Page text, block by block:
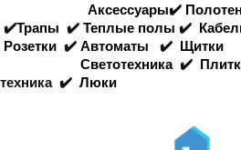
Аксессуары✔️
✔️Трапы ✔️ Теплые полы ✔️
Розетки ✔️ Автоматы ✔️ Щитки
Светотехника ✔️
техника ✔️ Люки